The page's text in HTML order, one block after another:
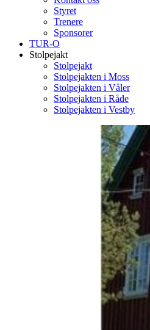
Styret
Trenere
Sponsorer
TUR-O
Stolpejakt
Stolpejakt
Stolpejakten i Moss
Stolpejakten i Våler
Stolpejakten i Råde
Stolpejakten i Vestby